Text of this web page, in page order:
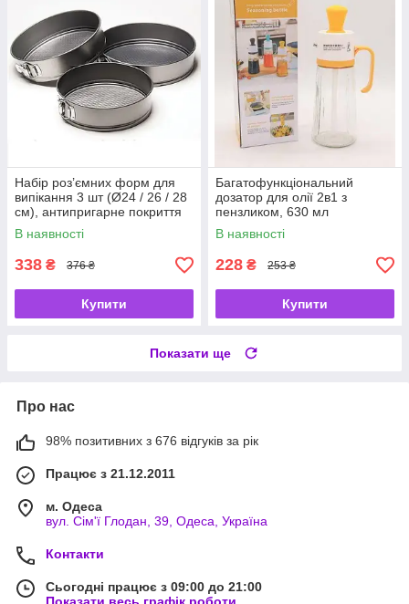
Набір роз’ємних форм для
випікання 3 шт (Ø24 / 26 / 28
см), антипригарне покриття
В наявності
338 ₴ 376 ₴
Купити
Багатофункціональний
дозатор для олії 2в1 з
пензликом, 630 мл
(коричневий, жовтий,
зелений)
В наявності
228 ₴ 253 ₴
Купити
Показати ще
Про нас
98% позитивних з 676 відгуків за рік
Працює з 21.12.2011
м. Одеса
вул. Сім'ї Глодан, 39, Одеса, Україна
Контакти
Сьогодні працює з 09:00 до 21:00